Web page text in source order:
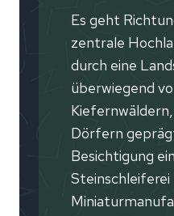
Es geht
zentrale
durch eine
überwiegend
Dörfern
Besichtigung
Steinschleiferei